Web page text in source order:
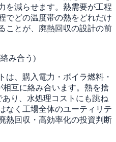
を減らせます。熱需要が工程
でどの温度帯の熱をどれだけ
ことが、廃熱回収の設計の前
み合う)
は、購入電力・ボイラ燃料・
互に絡み合います。熱を捨
り、水処理コストにも跳ね
なく工場全体のユーティリテ
熱回収・高効率化の投資判断